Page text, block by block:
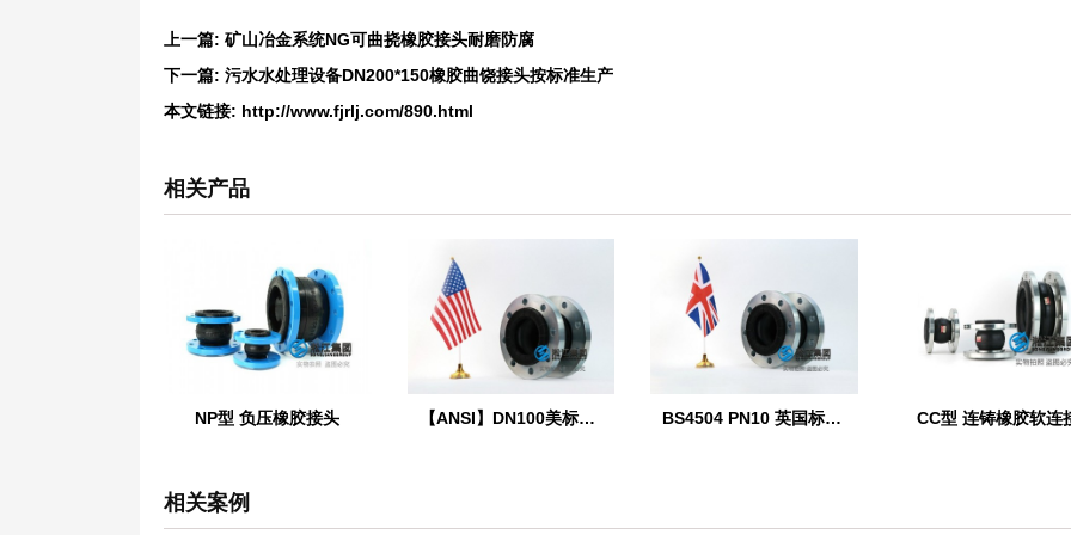
上一篇: 矿山冶金系统NG可曲挠橡胶接头耐磨防腐
下一篇: 污水水处理设备DN200*150橡胶曲饶接头按标准生产
本文链接: http://www.fjrlj.com/890.html
相关产品
NP型 负压橡胶接头 【ANSI】DN100美标橡胶膨胀节 BS4504 PN10 英国标准橡胶膨胀节 CC型 连铸橡胶软连
相关案例